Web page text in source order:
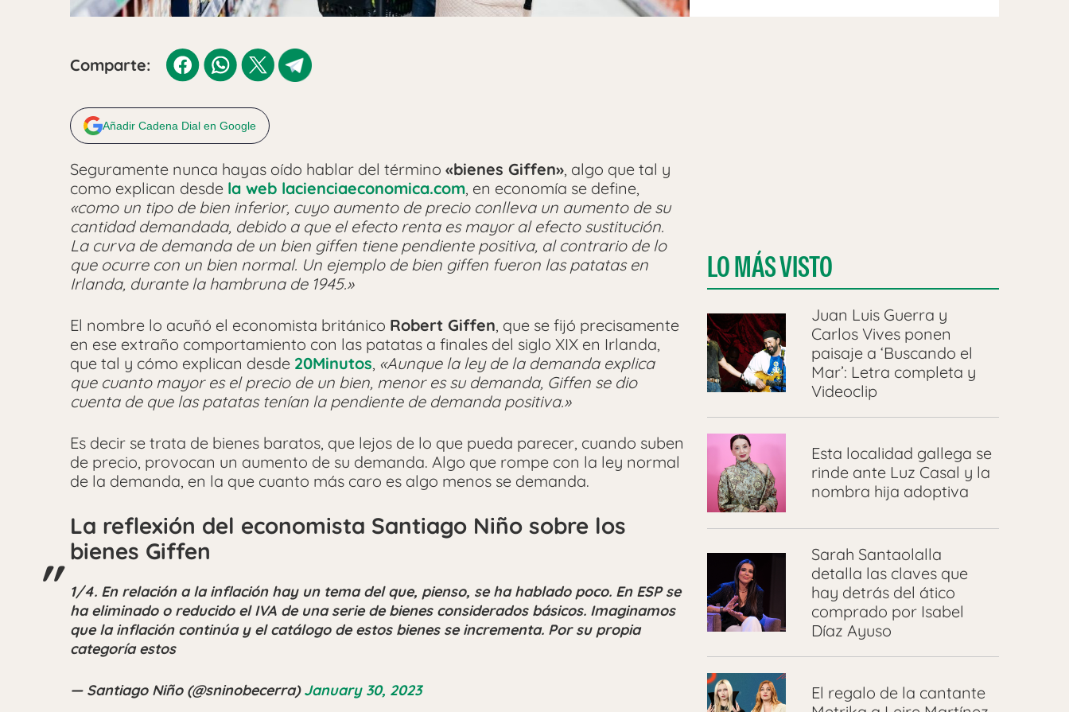
Comparte:
Añadir Cadena Dial en Google
Seguramente nunca hayas oído hablar del término «bienes Giffen», algo que tal y
como explican desde la web lacienciaeconomica.com, en economía se define,
«como un tipo de bien inferior, cuyo aumento de precio conlleva un aumento de su
cantidad demandada, debido a que el efecto renta es mayor al efecto sustitución.
La curva de demanda de un bien giffen tiene pendiente positiva, al contrario de lo
que ocurre con un bien normal. Un ejemplo de bien giffen fueron las patatas en
Irlanda, durante la hambruna de 1945.»
El nombre lo acuñó el economista británico Robert Giffen, que se fijó precisamente
en ese extraño comportamiento con las patatas a finales del siglo XIX en Irlanda,
que tal y cómo explican desde 20Minutos, «Aunque la ley de la demanda explica
que cuanto mayor es el precio de un bien, menor es su demanda, Giffen se dio
cuenta de que las patatas tenían la pendiente de demanda positiva.»
Es decir se trata de bienes baratos, que lejos de lo que pueda parecer, cuando suben
de precio, provocan un aumento de su demanda. Algo que rompe con la ley normal
de la demanda, en la que cuanto más caro es algo menos se demanda.
La reflexión del economista Santiago Niño sobre los
bienes Giffen
1/4. En relación a la inflación hay un tema del que, pienso, se ha hablado poco. En ESP se
ha eliminado o reducido el IVA de una serie de bienes considerados básicos. Imaginamos
que la inflación continúa y el catálogo de estos bienes se incrementa. Por su propia
categoría estos
— Santiago Niño (@sninobecerra)January 30, 2023
LO MÁS VISTO
Juan Luis Guerra y
Carlos Vives ponen
paisaje a ‘Buscando el
Mar’: Letra completa y
Videoclip
Esta localidad gallega se
rinde ante Luz Casal y la
nombra hija adoptiva
Sarah Santaolalla
detalla las claves que
hay detrás del ático
comprado por Isabel
Díaz Ayuso
El regalo de la cantante